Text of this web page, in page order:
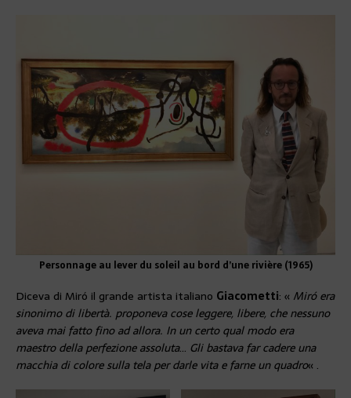
Personnage au lever du soleil au bord d’une rivière (1965)
Diceva di Miró il grande artista italiano Giacometti: « Miró era
sinonimo di libertà. proponeva cose leggere, libere, che nessuno
aveva mai fatto fino ad allora. In un certo qual modo era
maestro della perfezione assoluta… Gli bastava far cadere una
macchia di colore sulla tela per darle vita e farne un quadro« .